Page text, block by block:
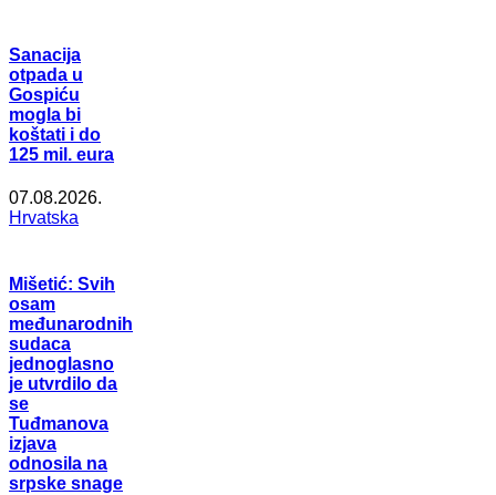
Sanacija
otpada u
Gospiću
mogla bi
koštati i do
125 mil. eura
07.08.2026.
Hrvatska
Mišetić: Svih
osam
međunarodnih
sudaca
jednoglasno
je utvrdilo da
se
Tuđmanova
izjava
odnosila na
srpske snage